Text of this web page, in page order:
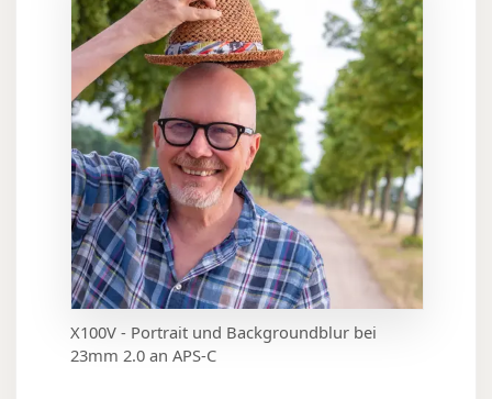
X100V - Portrait und Backgroundblur bei
23mm 2.0 an APS-C